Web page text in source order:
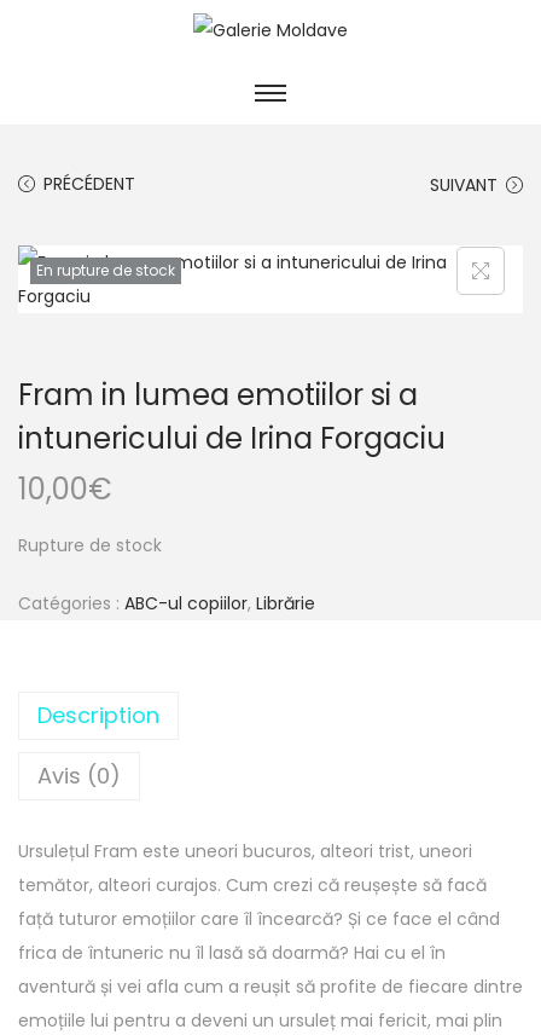
PRÉCÉDENT SUIVANT
En rupture de stock
Fram in lumea emotiilor si a
intunericului de Irina Forgaciu
10,00€
Rupture de stock
Catégories : ABC-ul copiilor, Librărie
Description
Avis (0)
Ursulețul Fram este uneori bucuros, alteori trist, uneori
temător, alteori curajos. Cum crezi că reușește să facă
față tuturor emoțiilor care îl încearcă? Și ce face el când
frica de întuneric nu îl lasă să doarmă? Hai cu el în
aventură și vei afla cum a reușit să profite de fiecare dintre
emoțiile lui pentru a deveni un ursuleț mai fericit, mai plin